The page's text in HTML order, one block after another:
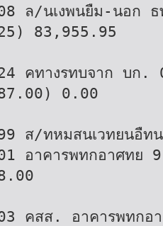
ล/นเงพนยืม-นอ
83,955.95
คทางรทบจาก บ
0.00
ส/ทหมสนเวทยน
อาคารพทกอาศท
คสส. อาคารพท